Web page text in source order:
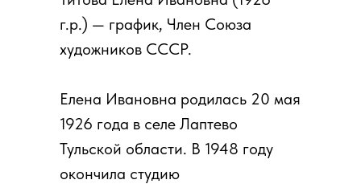
г.р.) — график, Член Союза
художников СССР.
Елена Ивановна родилась 20 мая
1926 года в селе Лаптево
Тульской области. В 1948 году
окончила студию